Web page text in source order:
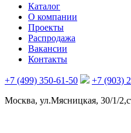
Каталог
О компании
Проекты
Распродажа
Вакансии
Контакты
+7 (499) 350-61-50 +7 (903)
Москва, ул.Мясницкая, 30/1/